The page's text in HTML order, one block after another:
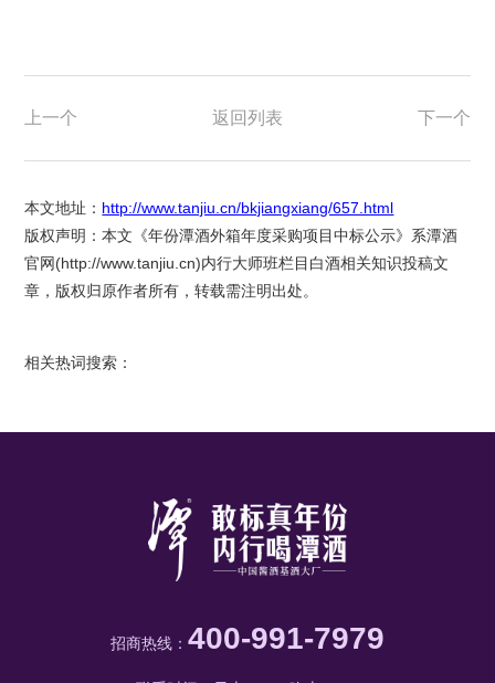
上一个 返回列表 下一个
本文地址： http://www.tanjiu.cn/bkjiangxiang/657.html
版权声明：本文《年份潭酒外箱年度采购项目中标公示》系潭酒
官网(http://www.tanjiu.cn)内行大师班栏目白酒相关知识投稿文
章，版权归原作者所有，转载需注明出处。
相关热词搜索：
招商热线： 400-991-7979